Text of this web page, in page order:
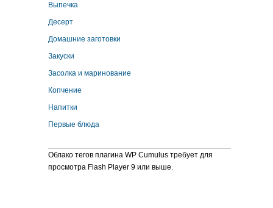
Выпечка
Десерт
Домашние заготовки
Закуски
Засолка и маринование
Копчение
Напитки
Первые блюда
Облако тегов плагина WP Cumulus требует для
просмотра Flash Player 9 или выше.